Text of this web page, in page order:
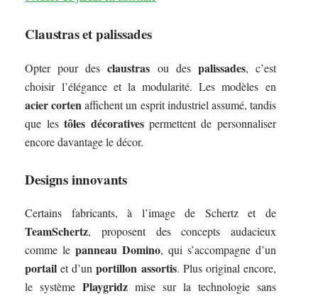
Claustras et palissades
Opter pour desclaustras ou des palissades, c’est
choisir l’élégance et la modularité. Les modèles en
acier cortenaffichent un esprit industriel assumé, tandis
que lestôles décorativespermettent de personnaliser
encore davantage le décor.
Designs innovants
Certains fabricants, à l’image de Schertz et de
TeamSchertz, proposent des concepts audacieux
comme lepanneau Domino, qui s’accompagne d’un
portail et d’unportillon assortis. Plus original encore,
le systèmePlaygridz mise sur la technologie sans